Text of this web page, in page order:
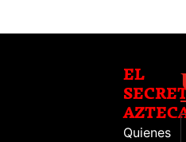
EL
Quienes